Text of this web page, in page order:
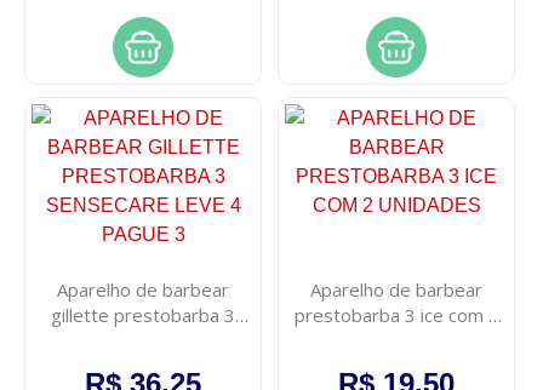
Aparelho de barbear
gillette prestobarba 3
Aparelho de barbear
prestobarba 3 ice com 2